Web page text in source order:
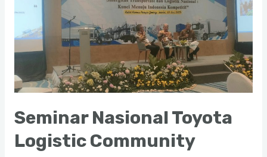
Jabodetabek
Seminar Nasional Toyota
Logistic Community